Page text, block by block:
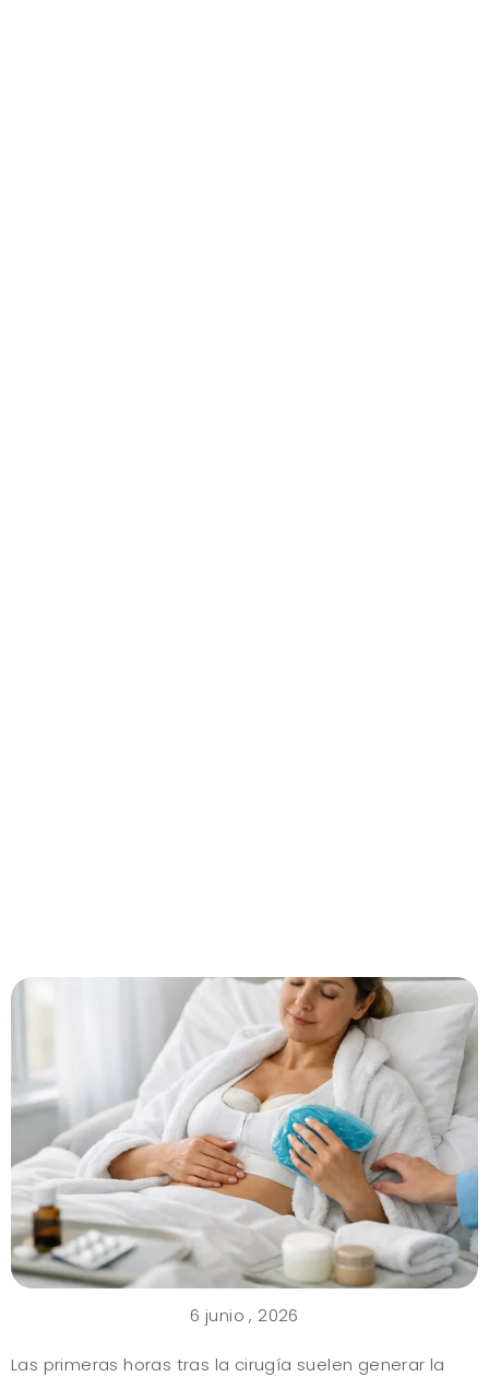
6 junio , 2026
Las primeras horas tras la cirugía suelen generar la